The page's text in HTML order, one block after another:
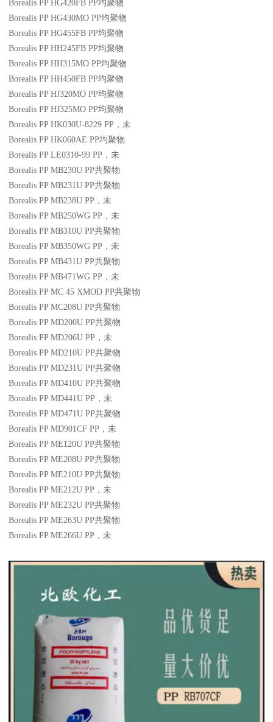
Borealis PP HG420FB PP均聚物
Borealis PP HG430MO PP均聚物
Borealis PP HG455FB PP均聚物
Borealis PP HH245FB PP均聚物
Borealis PP HH315MO PP均聚物
Borealis PP HH450FB PP均聚物
Borealis PP HJ320MO PP均聚物
Borealis PP HJ325MO PP均聚物
Borealis PP HK030U-8229 PP ，未
Borealis PP HK060AE PP均聚物
Borealis PP LE0310-99 PP ，未
Borealis PP MB230U PP共聚物
Borealis PP MB231U PP共聚物
Borealis PP MB238U PP ，未
Borealis PP MB250WG PP ，未
Borealis PP MB310U PP共聚物
Borealis PP MB350WG PP ，未
Borealis PP MB431U PP共聚物
Borealis PP MB471WG PP ，未
Borealis PP MC 45 XMOD PP共聚物
Borealis PP MC208U PP共聚物
Borealis PP MD200U PP共聚物
Borealis PP MD206U PP ，未
Borealis PP MD210U PP共聚物
Borealis PP MD231U PP共聚物
Borealis PP MD410U PP共聚物
Borealis PP MD441U PP ，未
Borealis PP MD471U PP共聚物
Borealis PP MD901CF PP ，未
Borealis PP ME120U PP共聚物
Borealis PP ME208U PP共聚物
Borealis PP ME210U PP共聚物
Borealis PP ME212U PP ，未
Borealis PP ME232U PP共聚物
Borealis PP ME263U PP共聚物
Borealis PP ME266U PP ，未